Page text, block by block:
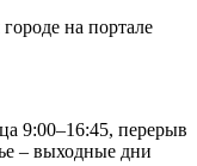
на портале
9:00–16:45, перерыв
– выходные дни